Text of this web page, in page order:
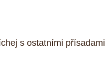
s ostatními